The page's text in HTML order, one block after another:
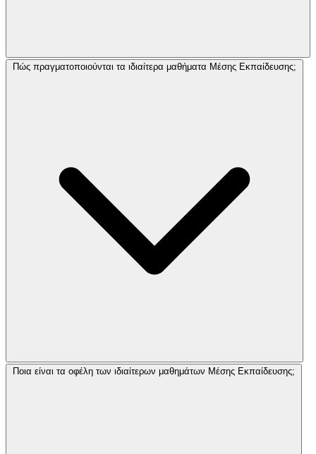
Πώς πραγματοποιούνται τα ιδιαίτερα μαθήματα Μέσης Εκπαίδευσης;
Ποια είναι τα οφέλη των ιδιαίτερων μαθημάτων Μέσης Εκπαίδευσης;